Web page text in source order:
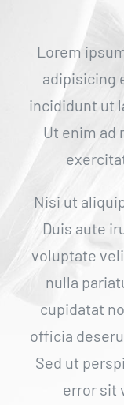
Lorem
adipisicing
incididunt ut
Ut enim ad
Nisi ut
Duis aute
voluptate
nulla
cupidatat
officia
Sed ut
error sit